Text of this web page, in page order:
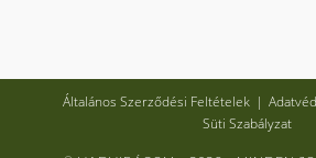
Általános Szerződési Feltételek
Süti Szabályzat